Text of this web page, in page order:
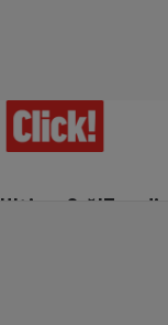
Ultima Oră!Trending